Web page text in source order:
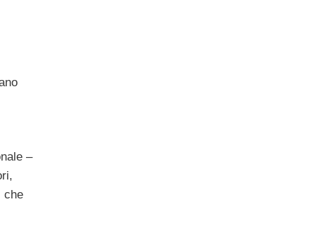
–
che